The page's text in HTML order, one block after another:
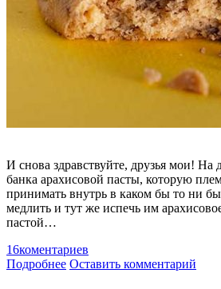
И снова здравствуйте, друзья мои! На
банка арахисовой пасты, которую
принимать внутрь в каком бы то ни
медлить и тут же испечь им
пастой…
16коментариев
Подробнее Оставить комментарий